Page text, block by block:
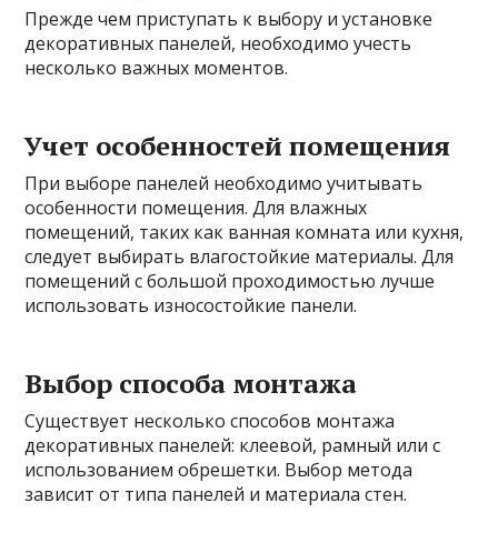
Прежде чем приступать к выбору и установке
декоративных панелей, необходимо учесть
несколько важных моментов.
Учет особенностей помещения
При выборе панелей необходимо учитывать
особенности помещения. Для влажных
помещений, таких как ванная комната или кухня,
следует выбирать влагостойкие материалы. Для
помещений с большой проходимостью лучше
использовать износостойкие панели.
Выбор способа монтажа
Существует несколько способов монтажа
декоративных панелей: клеевой, рамный или с
использованием обрешетки. Выбор метода
зависит от типа панелей и материала стен.